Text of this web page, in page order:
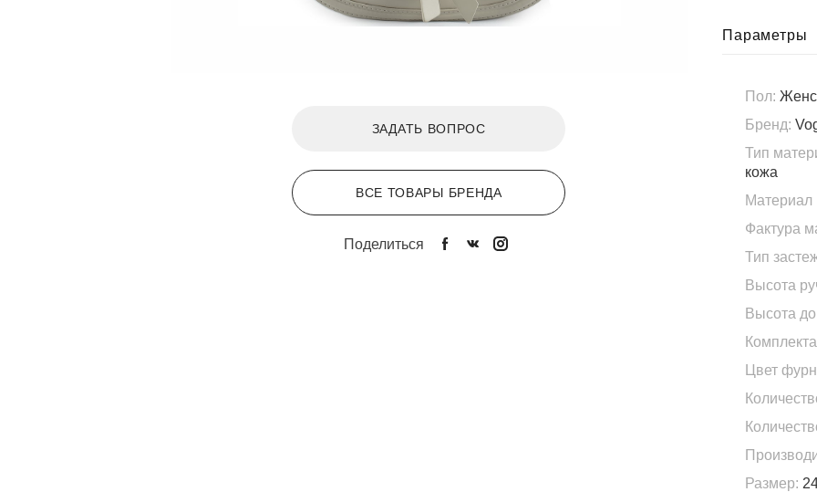
ЗАДАТЬ ВОПРОС
ВСЕ ТОВАРЫ БРЕНДА
Поделиться
Параметры
Пол:
Бренд:
Тип
кожа
Материал
Фактура
Тип
Высота
Высота
Цвет
Размер: